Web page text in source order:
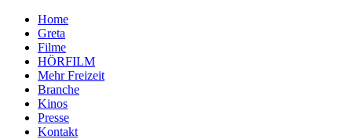
Home
Greta
Filme
HÖRFILM
Mehr Freizeit
Branche
Kinos
Presse
Kontakt